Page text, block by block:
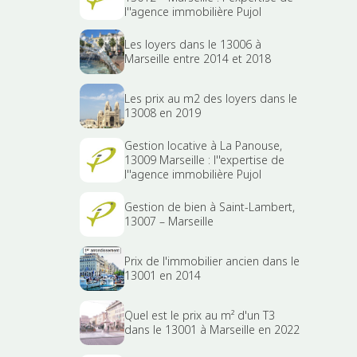
l''agence immobilière Pujol
Les loyers dans le 13006 à
Marseille entre 2014 et 2018
Les prix au m2 des loyers dans le
13008 en 2019
Gestion locative à La Panouse,
13009 Marseille : l''expertise de
l''agence immobilière Pujol
Gestion de bien à Saint-Lambert,
13007 – Marseille
Prix de l'immobilier ancien dans le
13001 en 2014
Quel est le prix au m² d'un T3
dans le 13001 à Marseille en 2022